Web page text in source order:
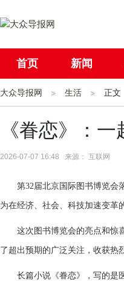
首页 新闻
社会 国际
大众导报网 生活 正文
《眷恋》：
2026-07-07 16:48 来源： 互联网
第32届北京国际图书博览会
为在经济、社会、科技加速变革
这次图书博览会的亮点和惊
了超出预期的广泛关注，收获热
长篇小说《眷恋》，写的是